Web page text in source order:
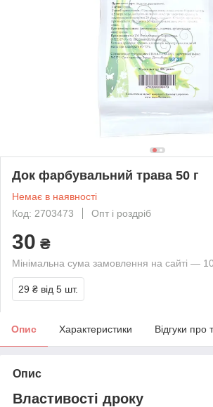
Док фарбувальний трава 50 г
Немає в наявності
Код: 2703473
Опт і роздріб
30 ₴
Мінімальна сума замовлення на сайті —
29 ₴ від 5 шт.
Опис Характеристики Відгуки про
Опис
Властивості дроку